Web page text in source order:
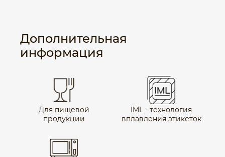
Дополнительная
информация
Для пищевой
продукции
IML - технология
вплавления этикеток